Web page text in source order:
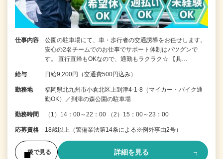
仕事内容
公園の駐車場にて、車・歩行者の交通誘導をお任せします。
安心の2名チームでのお仕事でサポート体制はバツグンで
す。 直行直帰もOKなので、通勤もラクラク☆ 【具…
給与 日給9,200円（交通費500円込み）
勤務地
福岡県北九州市小倉北区上到津4-1-8（マイカー・バイク通
勤OK）／到津の森公園の駐車場
勤務時間 （1）14：00～22：00 （2）15：00～23：00
応募資格 18歳以上（警備業法第14条による※例外事由2号）
後で見る 詳細を見る